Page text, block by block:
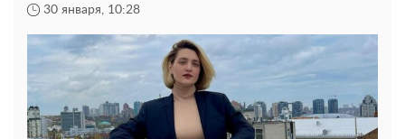
30 января, 10:28